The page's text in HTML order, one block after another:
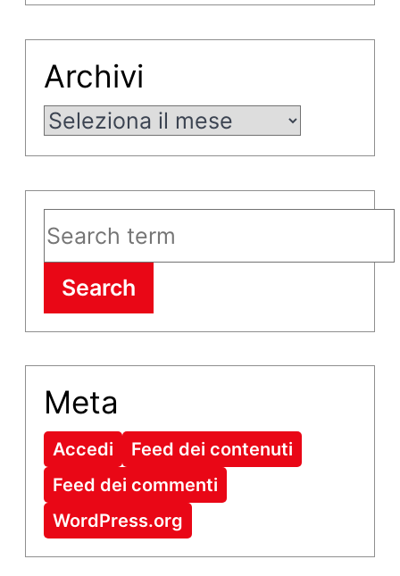
Archivi
Archivi
Search
Meta
Accedi
Feed dei contenuti
Feed dei commenti
WordPress.org